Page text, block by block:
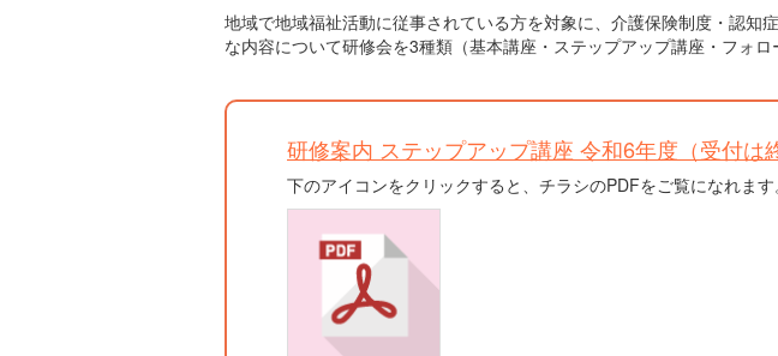
地域で地域福祉活動に従事されている方を対象に、介護保険制度・認知
な内容について研修会を3種類（基本講座・ステップアップ講座・フォ
研修案内 ステップアップ講座 令和6年度（受付は
下のアイコンをクリックすると、チラシのPDFをご覧になれます